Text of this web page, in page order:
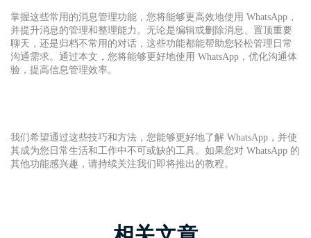
掌握这些常用的消息管理功能，您将能够更高效地使用 WhatsApp，
并提升消息的管理和整理能力。无论是编辑或删除消息、置顶重要
聊天，还是归档不常用的对话，这些功能都能帮助您轻松管理日常
沟通需求。通过本文，您将能够更好地使用 WhatsApp，优化沟通体
验，提高信息管理效率。
我们希望通过这些技巧和方法，您能够更好地了解 WhatsApp，并使
其成为您日常生活和工作中不可或缺的工具。如果您对 WhatsApp 的
其他功能感兴趣，请持续关注我们即将推出的教程。